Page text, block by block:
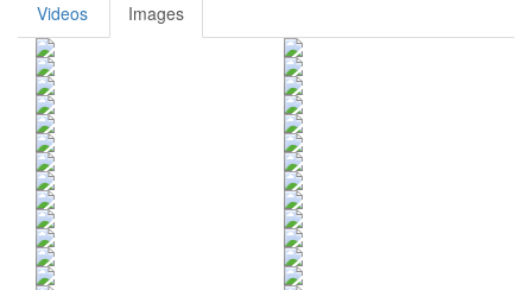
Videos Images